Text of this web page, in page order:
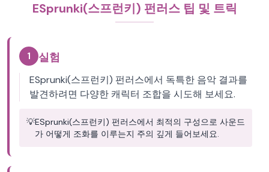
ESprunki(스프런키) 펀러스 팁 및 트릭
1 실험
ESprunki(스프런키) 펀러스에서 독특한 음악 결과를
발견하려면 다양한 캐릭터 조합을 시도해 보세요.
💡ESprunki(스프런키) 펀러스에서 최적의 구성으로 사운드
가 어떻게 조화를 이루는지 주의 깊게 들어보세요.